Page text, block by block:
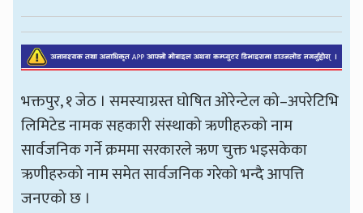
भक्तपुर, १ जेठ । समस्याग्रस्त घोषित ओरेन्टेल को–अपरेटिभि
लिमिटेड नामक सहकारी संस्थाको ऋणीहरुको नाम
सार्वजनिक गर्ने क्रममा सरकारले ऋण चुक्त भइसकेका
ऋणीहरुको नाम समेत सार्वजनिक गरेको भन्दै आपत्ति
जनएको छ ।